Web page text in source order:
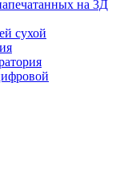
на 3Д
сухой